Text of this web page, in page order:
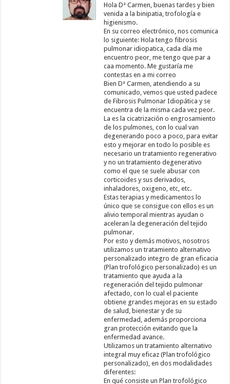
Hola Dª Carmen, buenas tardes y bien
venida a la binipatia, trofología e
higienismo.
En su correo electrónico, nos comunica
lo siguiente: Hola tengo fibrosis
pulmonar idiopatica, cada día me
encuentro peor, me tengo que par a
caa momento. Me gustaría me
contestas en a mi correo
Bien Dª Carmen, atendiendo a su
comunicado, vemos que usted padece
de Fibrosis Pulmonar Idiopática y se
encuentra de la misma cada vez peor.
La es la cicatrización o engrosamiento
de los pulmones, con lo cual van
degenerando poco a poco, para evitar
esto y mejorar en todo lo posible es
necesario un tratamiento regenerativo
y no un tratamiento degenerativo
como el que se suele abusar con
corticoides y sus derivados,
inhaladores, oxigeno, etc, etc.
Estas terapias y medicamentos lo
único que se consigue con ellos es un
alivio temporal mientras ayudan o
aceleran la degeneración del tejido
pulmonar.
Por esto y demás motivos, nosotros
utilizamos un tratamiento alternativo
personalizado integro de gran eficacia
(Plan trofológico personalizado) es un
tratamiento que ayuda a la
regeneración del tejido pulmonar
afectado, con lo cual el paciente
obtiene grandes mejoras en su estado
de salud, bienestar y de su
enfermedad, además proporciona
gran protección evitando que la
enfermedad avance.
Utilizamos un tratamiento alternativo
integral muy eficaz (Plan trofológico
personalizado), en dos modalidades
diferentes:
En qué consiste un Plan trofológico